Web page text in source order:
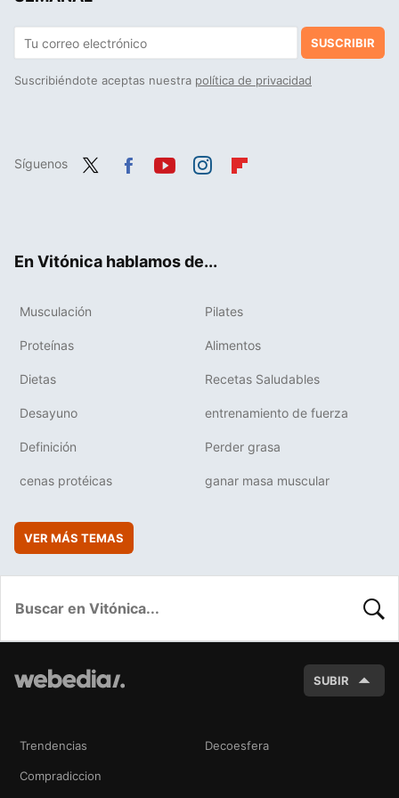
SUSCRIBIR
Suscribiéndote aceptas nuestra política de privacidad
Síguenos
En Vitónica hablamos de...
Musculación Pilates
Proteínas Alimentos
Dietas Recetas Saludables
Desayuno entrenamiento de fuerza
Definición Perder grasa
cenas protéicas ganar masa muscular
VER MÁS TEMAS
SUBIR
Trendencias Decoesfera
Compradiccion